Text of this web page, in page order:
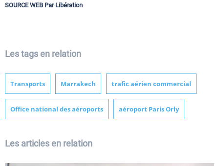
SOURCE WEB Par Libération
Les tags en relation
Transports Marrakech trafic aérien commercial
Office national des aéroports aéroport Paris Orly
Les articles en relation